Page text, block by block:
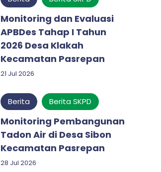
Monitoring dan Evaluasi
APBDes Tahap I Tahun
2026 Desa Klakah
Kecamatan Pasrepan
21 Jul 2026
Berita Berita SKPD
Monitoring Pembangunan
Tadon Air di Desa Sibon
Kecamatan Pasrepan
28 Jul 2026